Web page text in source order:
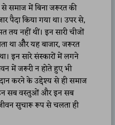
समाज में बिना जरूरत की
पैदा किया गया था। उपर से,
तय नहीं थीं। इन सारी चीजों
था औैर यह बाजार, जरूरत
इन सारे संस्कारों में लगने
में जरूरी न होते हुए भी
करने के उद्देश्य से ही समाज
सब वस्तुओं और इन सब
सुचारू रूप से चलता ही